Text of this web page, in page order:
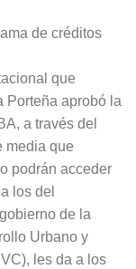
de créditos
que
Porteña aprobó la
a través del
media que
podrán acceder
los del
de la
Urbano y
les da a los